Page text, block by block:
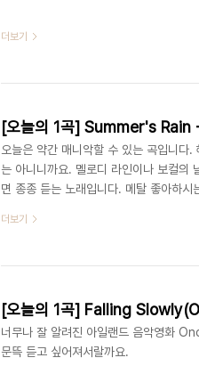
더보기
[오늘의 1곡] Summer's
오늘은 약간 매니악할 수 있는 곡입니다
는 아니니까요. 멜로디 라인이나 보컬의
면 종종 듣는 노래입니다. 메탈 좋아하
더보기
너무나 잘 알려진 아일랜드 음악영화
문뜩 듣고 싶어져서랄까요.